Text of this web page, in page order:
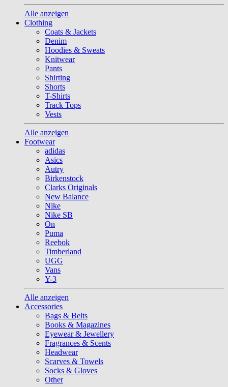
Alle anzeigen
Clothing
Coats & Jackets
Denim
Hoodies & Sweats
Knitwear
Pants
Shirting
Shorts
T-Shirts
Track Tops
Vests
Alle anzeigen
Footwear
adidas
Asics
Autry
Birkenstock
Clarks Originals
New Balance
Nike
Nike SB
On
Puma
Reebok
Timberland
UGG
Vans
Y-3
Alle anzeigen
Accessories
Bags & Belts
Books & Magazines
Eyewear & Jewellery
Fragrances & Scents
Headwear
Scarves & Towels
Socks & Gloves
Other